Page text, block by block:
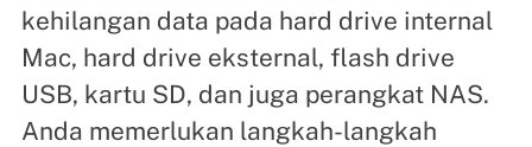
kehilangan data pada hard drive internal
Mac, hard drive eksternal, flash drive
USB, kartu SD, dan juga perangkat NAS.
Anda memerlukan langkah-langkah